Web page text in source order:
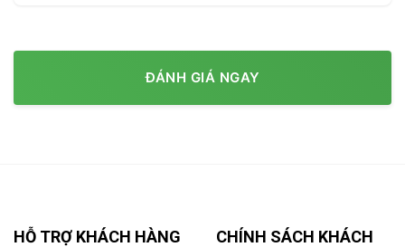
ĐÁNH GIÁ NGAY
HỖ TRỢ KHÁCH HÀNG
CHÍNH SÁCH KHÁCH